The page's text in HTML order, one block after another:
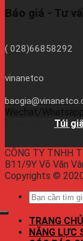
Báo giá - Tư
( 028)66858292
vinanetco
Wechat/
Túi
CÔNG TY TNHH
B11/9Y Võ Văn
Copyrights ©
TRANG CHỦ
NĂNG LỰC